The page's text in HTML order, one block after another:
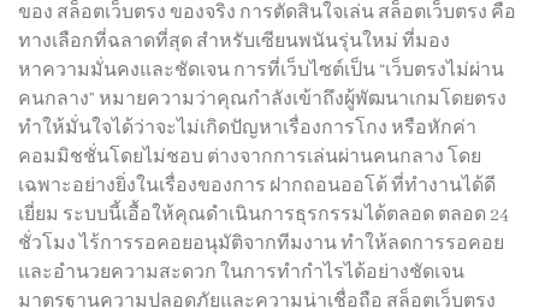
ของ สล็อตเว็บตรง ของจริง การตัดสินใจเล่น สล็อตเว็บตรง คือ
ทางเลือกที่ฉลาดที่สุด สำหรับเซียนพนันรุ่นใหม่ ที่มอง
หาความมั่นคงและชัดเจน การที่เว็บไซต์เป็น “เว็บตรงไม่ผ่าน
คนกลาง” หมายความว่าคุณกำลังเข้าถึงผู้พัฒนาเกมโดยตรง
ทำให้มั่นใจได้ว่าจะไม่เกิดปัญหาเรื่องการโกง หรือหักค่า
คอมมิชชั่นโดยไม่ชอบ ต่างจากการเล่นผ่านคนกลาง โดย
เฉพาะอย่างยิ่งในเรื่องของการ ฝากถอนออโต้ ที่ทำงานได้ดี
เยี่ยม ระบบนี้เอื้อให้คุณดำเนินการธุรกรรมได้ตลอด ตลอด 24
ชั่วโมง ไร้การรอคอยอนุมัติจากทีมงาน ทำให้ลดการรอคอย
และอำนวยความสะดวก ในการทำกำไรได้อย่างชัดเจน
มาตรฐานความปลอดภัยและความน่าเชื่อถือ สล็อตเว็บตรง